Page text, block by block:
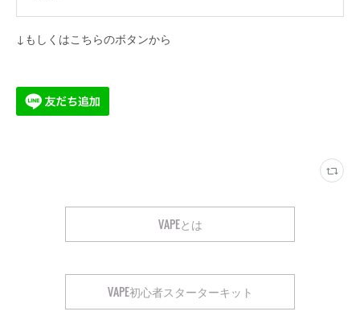
↓もしくはこちらのボタンから
VAPEとは
VAPE初心者スターターキット